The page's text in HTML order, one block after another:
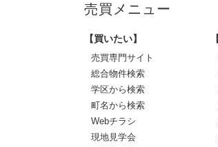
売買メニュー
【買いたい】
売買専門サイト
総合物件検索
学区から検索
町名から検索
Webチラシ
現地見学会